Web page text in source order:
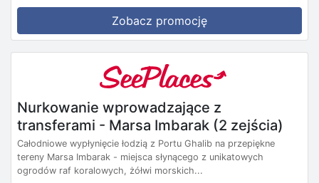
Zobacz promocję
Nurkowanie wprowadzające z
transferami - Marsa Imbarak (2 zejścia)
Całodniowe wypłynięcie łodzią z Portu Ghalib na przepiękne
tereny Marsa Imbarak - miejsca słynącego z unikatowych
ogrodów raf koralowych, żółwi morskich...